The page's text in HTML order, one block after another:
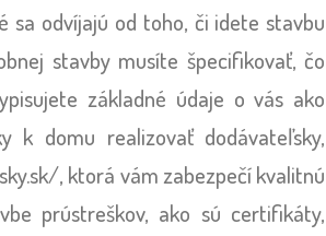
sa odvíjajú od toho, či idete stavbu
stavby musíte špecifikovať, čo
základné údaje o vás ako
k domu realizovať dodávateľsky,
, ktorá vám zabezpečí kvalitnú
prústreškov, ako sú certifikáty,